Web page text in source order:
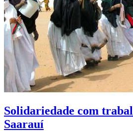
Solidariedade com
Saarauí